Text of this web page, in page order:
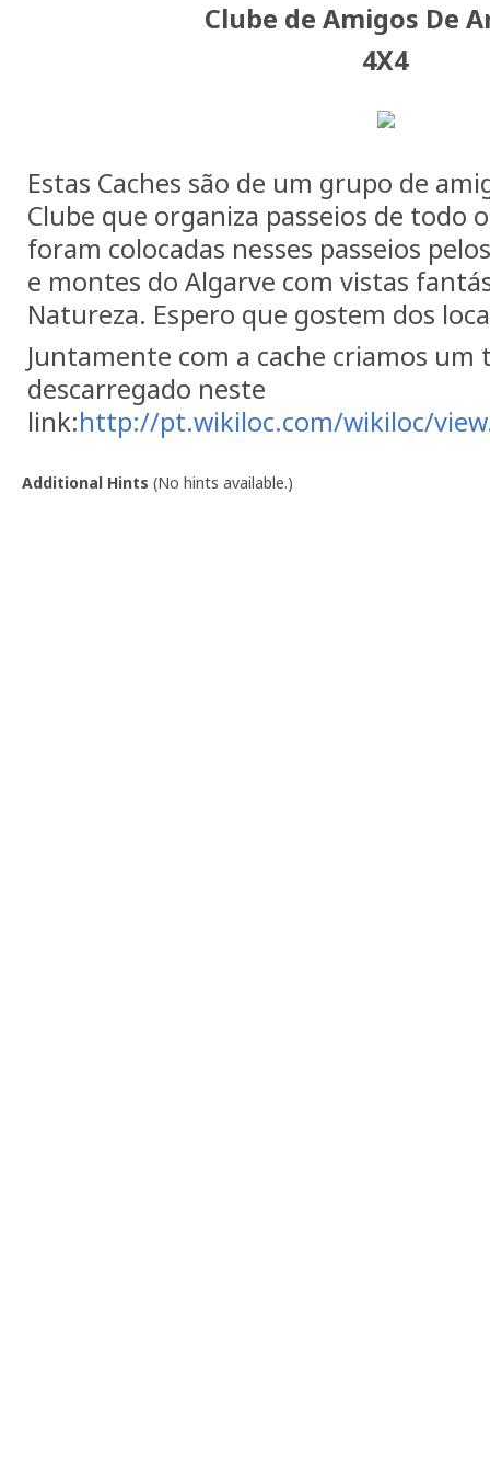
Clube de Amigos De
4X4
Estas Caches são de um grupo de
Clube que organiza passeios de todo
foram colocadas nesses passeios
e montes do Algarve com vistas
Natureza. Espero que gostem dos
Juntamente com a cache criamos
descarregado neste
link:http://pt.wikiloc.com/wikiloc/
Additional Hints (No hints available.)